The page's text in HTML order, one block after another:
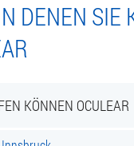
DENEN SIE
KÖNNEN OCULEAR